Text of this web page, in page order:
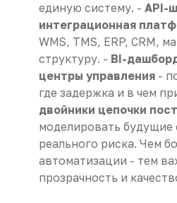
единую систему. - API-
интеграционная
WMS, TMS, ERP, CRM,
структуру. - BI-
центры управления-
где задержка и в чем
двойники цепочки
моделировать будущие
реального риска. Чем
автоматизации - тем
прозрачность и